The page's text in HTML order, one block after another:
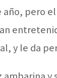
año, pero
y le da